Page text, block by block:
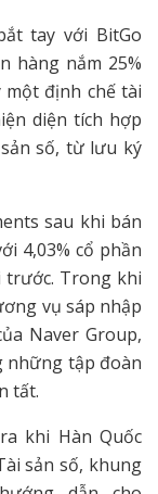
tay với BitGo
hàng nắm 25%
định chế tài
diện tích hợp
số, từ lưu ký
sau khi bán
4,03% cổ phần
trước. Trong khi
vụ sáp nhập
Naver Group,
những tập đoàn
tất.
khi Hàn Quốc
sản số, khung